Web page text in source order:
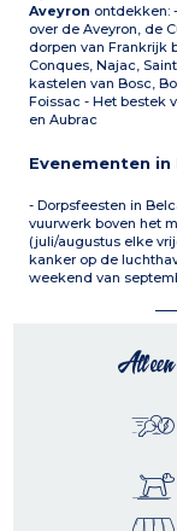
Aveyron ontdekken:
over de Aveyron, de
dorpen van Frankrijk
Conques, Najac,
kastelen van Bosc,
Foissac - Het bestek
en Aubrac
Evenementen in
- Dorpsfeesten in
vuurwerk boven het
(juli/augustus elke
kanker op de
weekend van